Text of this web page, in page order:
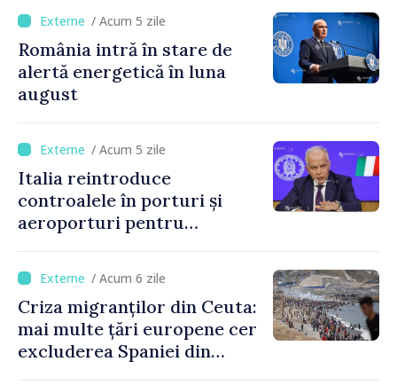
/ Acum 5 zile
România intră în stare de
alertă energetică în luna
august
/ Acum 5 zile
Italia reintroduce
controalele în porturi și
aeroporturi pentru
crizei migranților din Ceuta
/ Acum 6 zile
Criza migranților din Ceuta:
mai multe țări europene cer
excluderea Spaniei din